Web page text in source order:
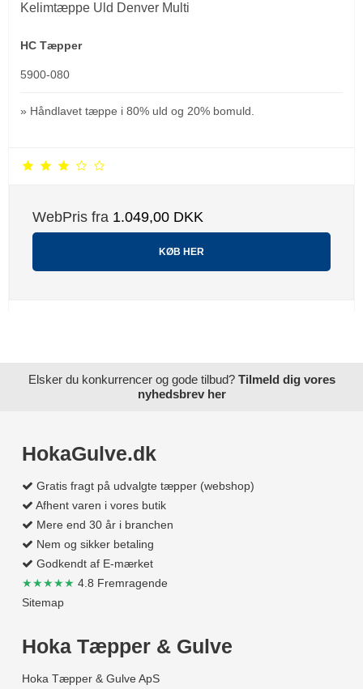
Kelimtæppe Uld Denver Multi
HC Tæpper
5900-080
» Håndlavet tæppe i 80% uld og 20% bomuld.
WebPris fra 1.049,00 DKK
KØB HER
Elsker du konkurrencer og gode tilbud? Tilmeld dig vores
nyhedsbrev her
HokaGulve.dk
Gratis fragt på udvalgte tæpper (webshop)
Afhent varen i vores butik
Mere end 30 år i branchen
Nem og sikker betaling
Godkendt af E-mærket
★★★★★ 4.8 Fremragende
Sitemap
Hoka Tæpper & Gulve
Hoka Tæpper & Gulve ApS